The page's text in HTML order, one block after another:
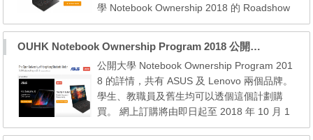
學 Notebook Ownership 2018 的 Roadshow
分為三節： Roadshow 01 (Kowloon Tong Ca
日 時間：15:00 – 19:30 (16 Aug) / 12:00 – 1
9:30 (17 Aug – 19 Aug) 地點：Room 301-30
3, Academic and Administration Building (AA
B), HKBU Ro...
OUHK Notebook Ownership Program 2018 公開大學電腦優惠 – ASUS, Lenovo
公開大學 Notebook Ownership Program 201
8 的詳情，共有 ASUS 及 Lenovo 兩個品牌。
學生、教職員及舊生均可以透個這個計劃購
買。 網上訂購將由即日起至 2018 年 10 月 1
5 日 23 時 59 分。 公開大學 Notebook Owne